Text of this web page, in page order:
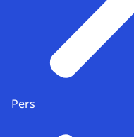
Pers